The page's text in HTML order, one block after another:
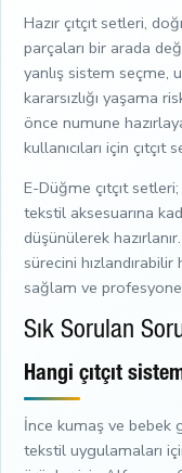
Hazır çıtçıt setleri,
parçaları bir arada
yanlış sistem seçme,
kararsızlığı yaşama
önce numune
kullanıcıları için çıtçıt
E-Düğme çıtçıt
tekstil aksesuarına
düşünülerek
sürecini
sağlam ve
Sık Sorulan
Hangi çıtçıt
İnce kumaş ve bebek
tekstil uygulamaları